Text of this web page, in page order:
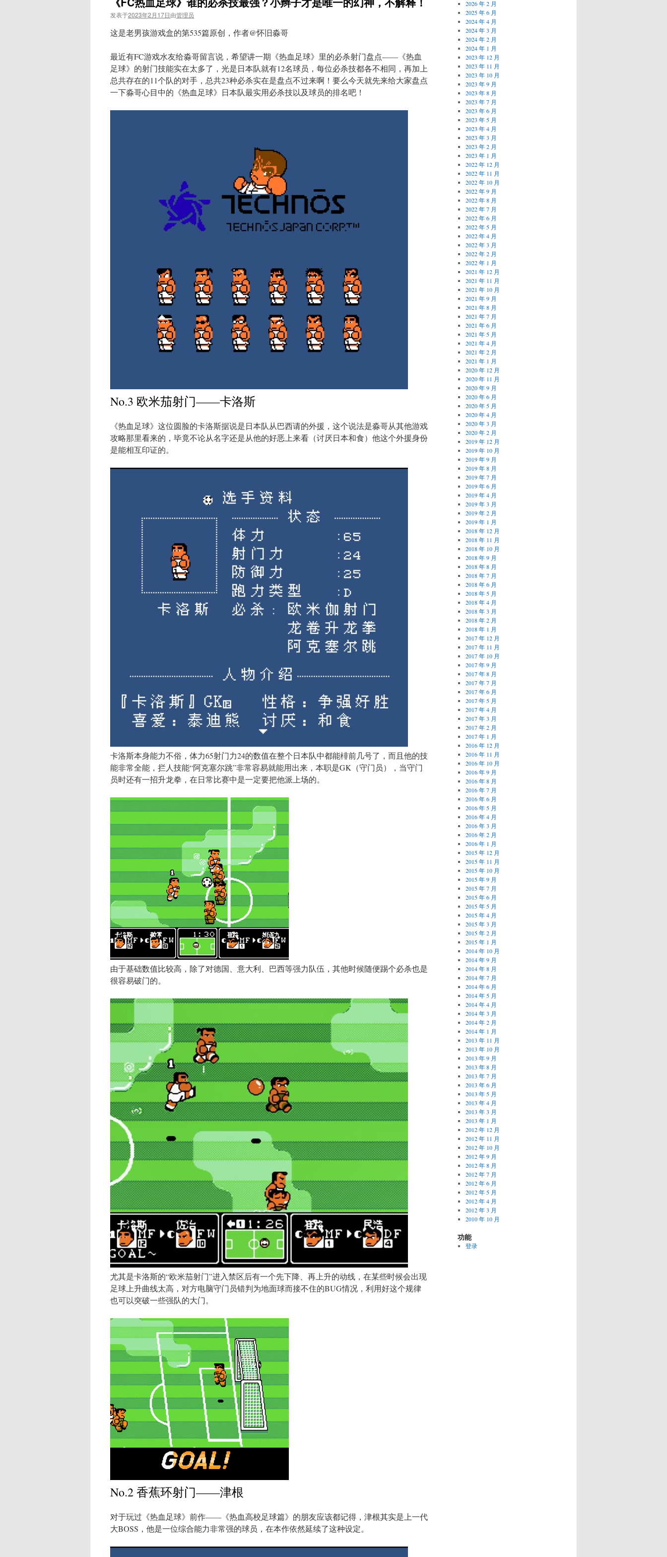
发表于2023年2月17日由管理员
这是老男孩游戏盒的第535篇原创，作者@怀旧淼哥
最近有FC游戏水友给淼哥留言说，希望讲一期《热血足球》里的必杀射门盘点——《热血
足球》的射门技能实在太多了，光是日本队就有12名球员，每位必杀技都各不相同，再加上
总共存在的11个队的对手，总共23种必杀实在是盘点不过来啊！要么今天就先来给大家盘点
一下淼哥心目中的《热血足球》日本队最实用必杀技以及球员的排名吧！
No.3 欧米茄射门——卡洛斯
《热血足球》这位圆脸的卡洛斯据说是日本队从巴西请的外援，这个说法是淼哥从其他游戏
攻略那里看来的，毕竟不论从名字还是从他的好恶上来看（讨厌日本和食）他这个外援身份
是能相互印证的。
卡洛斯本身能力不俗，体力65射门力24的数值在整个日本队中都能棑前几号了，而且他的技
能非常全能，拦人技能“阿克塞尔跳”非常容易就能用出来，本职是GK（守门员），当守门
员时还有一招升龙拳，在日常比赛中是一定要把他派上场的。
由于基础数值比较高，除了对德国、意大利、巴西等强力队伍，其他时候随便踢个必杀也是
很容易破门的。
尤其是卡洛斯的“欧米茄射门”进入禁区后有一个先下降、再上升的动线，在某些时候会出现
足球上升曲线太高，对方电脑守门员错判为地面球而接不住的BUG情况，利用好这个规律
也可以突破一些强队的大门。
No.2 香蕉环射门——津根
对于玩过《热血足球》前作——《热血高校足球篇》的朋友应该都记得，津根其实是上一代
大BOSS，他是一位综合能力非常强的球员，在本作依然延续了这种设定。
2026 年 2 月
2025 年 6 月
2024 年 4 月
2024 年 3 月
2024 年 2 月
2024 年 1 月
2023 年 12 月
2023 年 11 月
2023 年 10 月
2023 年 9 月
2023 年 8 月
2023 年 7 月
2023 年 6 月
2023 年 5 月
2023 年 4 月
2023 年 3 月
2023 年 2 月
2023 年 1 月
2022 年 12 月
2022 年 11 月
2022 年 10 月
2022 年 9 月
2022 年 8 月
2022 年 7 月
2022 年 6 月
2022 年 5 月
2022 年 4 月
2022 年 3 月
2022 年 2 月
2022 年 1 月
2021 年 12 月
2021 年 11 月
2021 年 10 月
2021 年 9 月
2021 年 8 月
2021 年 7 月
2021 年 6 月
2021 年 5 月
2021 年 4 月
2021 年 2 月
2021 年 1 月
2020 年 12 月
2020 年 11 月
2020 年 9 月
2020 年 6 月
2020 年 5 月
2020 年 4 月
2020 年 3 月
2020 年 2 月
2019 年 12 月
2019 年 10 月
2019 年 9 月
2019 年 8 月
2019 年 7 月
2019 年 6 月
2019 年 4 月
2019 年 3 月
2019 年 2 月
2019 年 1 月
2018 年 12 月
2018 年 11 月
2018 年 10 月
2018 年 9 月
2018 年 8 月
2018 年 7 月
2018 年 6 月
2018 年 5 月
2018 年 4 月
2018 年 3 月
2018 年 2 月
2018 年 1 月
2017 年 12 月
2017 年 11 月
2017 年 10 月
2017 年 9 月
2017 年 8 月
2017 年 7 月
2017 年 6 月
2017 年 5 月
2017 年 4 月
2017 年 3 月
2017 年 2 月
2017 年 1 月
2016 年 12 月
2016 年 11 月
2016 年 10 月
2016 年 9 月
2016 年 8 月
2016 年 7 月
2016 年 6 月
2016 年 5 月
2016 年 4 月
2016 年 3 月
2016 年 2 月
2016 年 1 月
2015 年 12 月
2015 年 11 月
2015 年 10 月
2015 年 9 月
2015 年 7 月
2015 年 6 月
2015 年 5 月
2015 年 4 月
2015 年 3 月
2015 年 2 月
2015 年 1 月
2014 年 10 月
2014 年 9 月
2014 年 8 月
2014 年 7 月
2014 年 6 月
2014 年 5 月
2014 年 4 月
2014 年 3 月
2014 年 2 月
2014 年 1 月
2013 年 11 月
2013 年 10 月
2013 年 9 月
2013 年 8 月
2013 年 7 月
2013 年 6 月
2013 年 5 月
2013 年 4 月
2013 年 3 月
2013 年 1 月
2012 年 12 月
2012 年 11 月
2012 年 10 月
2012 年 9 月
2012 年 8 月
2012 年 7 月
2012 年 6 月
2012 年 5 月
2012 年 4 月
2012 年 3 月
2010 年 10 月
功能
登录